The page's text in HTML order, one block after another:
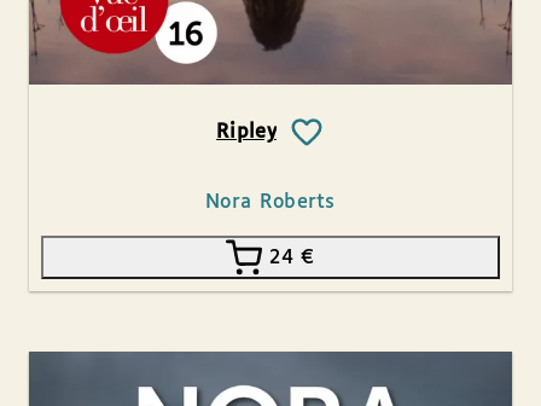
Ripley
Nora Roberts
24€